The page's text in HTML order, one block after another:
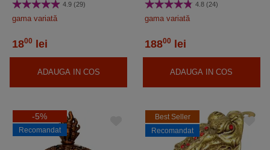
casa si birou, metal auriu
vintage 10cm
4.9 (29)
gama variată
1800 lei
ADAUGA IN COS
4.8 (24)
gama variată
18800 lei
ADAUGA IN COS
-5%
Recomandat
Best Seller
Recomandat